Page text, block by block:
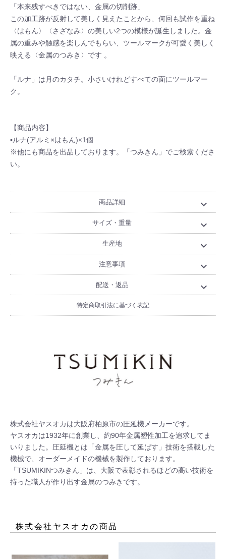
「本来残すべきではない、金属の切削跡」
この加工跡が反射して美しく見えたことから、何回も試作を重ね
〈はもん〉〈さざなみ〉の美しい2つの模様が誕生しました。金
属の重みや触感を楽しんでもらい、ツールマークが可愛く美しく
映える〈金属のつみき〉です 。
「ルナ」は月のカタチ。小さいけれどすべての面にツールマー
ク。
【商品内容】
▪ルナ(アルミ×はもん)×1個
※他にも商品を出品しております。「つみきん」でご検索くださ
い。
商品詳細 expand_more
サイズ・重量 expand_more
生産地 expand_more
注意事項 expand_more
配送・返品 expand_more
特定商取引法に基づく表記
株式会社ヤスオカは大阪府柏原市の圧延機メーカーです。
ヤスオカは1932年に創業し、約90年金属塑性加工を追求してま
いりました。圧延機とは「金属を圧して延ばす」技術を搭載した
機械で、オーダーメイドの機械を製作しております。
「TSUMIKINつみきん」は、大阪で表彰されるほどの高い技術を
持った職人が作り出す金属のつみきです。
株式会社ヤスオカの商品